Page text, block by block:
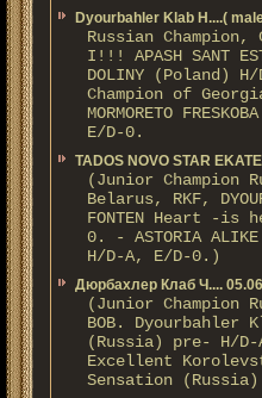
Dyourbahler Klab H....(
Russian
I!!! APASH SANT
DOLINY (Poland)
Champion of Georgia.
MORMORETO
E/D-0.
TADOS NOVO STAR
(Junior Champion
Belarus, RKF,
FONTEN Heart -is
0. - ASTORIA ALIKE
H/D-А, E/D-0.)
Дюрбахлер Клаб Ч....
(Junior Champion
BOB. Dyourbahler
(Russia) pre- H/
Excellent
Sensation